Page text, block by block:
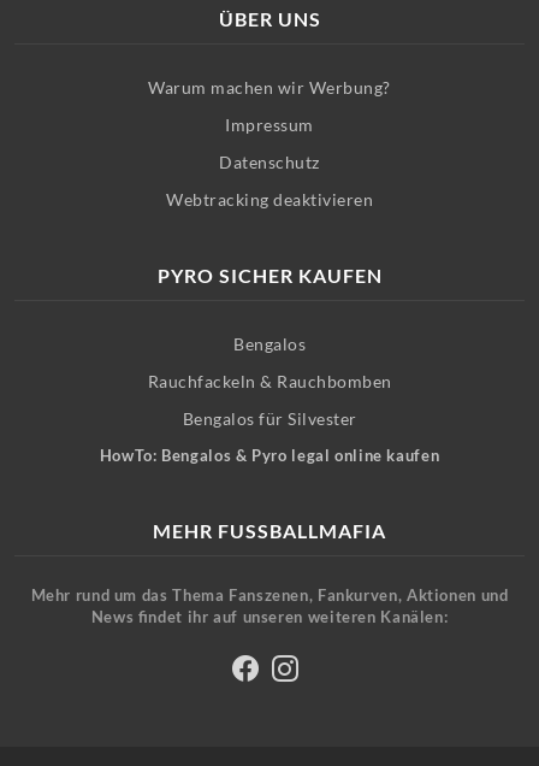
ÜBER UNS
Warum machen wir Werbung?
Impressum
Datenschutz
Webtracking deaktivieren
PYRO SICHER KAUFEN
Bengalos
Rauchfackeln & Rauchbomben
Bengalos für Silvester
HowTo: Bengalos & Pyro legal online kaufen
MEHR FUSSBALLMAFIA
Mehr rund um das Thema Fanszenen, Fankurven, Aktionen und
News findet ihr auf unseren weiteren Kanälen: